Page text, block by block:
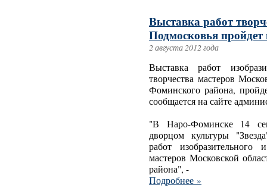
Выставка работ
Подмосковья
2 августа 2012 года
Выставка работ
творчества мастеров
Фоминского района,
сообщается на сайте
"В Наро-Фоминске 14
дворцом культуры
работ изобразительного
мастеров Московской
района", -
Подробнее »